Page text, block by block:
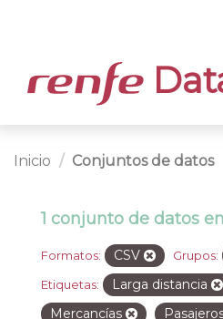
Inicio Conjuntos de datos
1 conjunto de datos
Formatos: CSV Grupos:
Etiquetas: Larga distancia
Mercancías